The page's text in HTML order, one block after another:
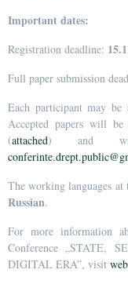
Important dates:
Registration deadline:
Full paper submission
Each participant may
Accepted papers will
(attached) and
The working languages
Russian.
For more information
Conference „STATE,
DIGITAL ERA”, visit